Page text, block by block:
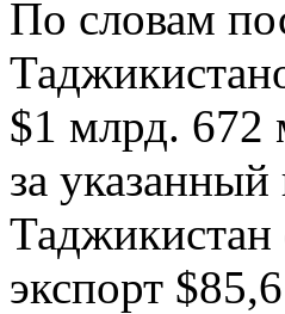
По словам
$1 млрд. 672
за
экспорт